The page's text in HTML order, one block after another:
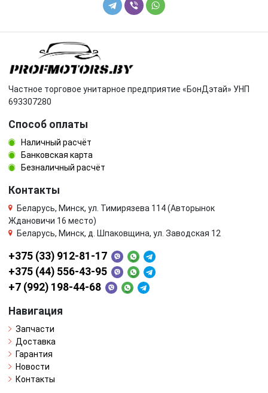
Частное торговое унитарное предприятие «БонДэтай» УНП
693307280
Способ оплаты
Наличный расчёт
Банковская карта
Безналичный расчёт
Контакты
Беларусь, Минск, ул. Тимирязева 114 (Авторынок
Ждановичи 16 место)
Беларусь, Минск, д. Шпаковщина, ул. Заводская 12
+375 (33) 912-81-17
+375 (44) 556-43-95
+7 (992) 198-44-68
Навигация
Запчасти
Доставка
Гарантия
Новости
Контакты